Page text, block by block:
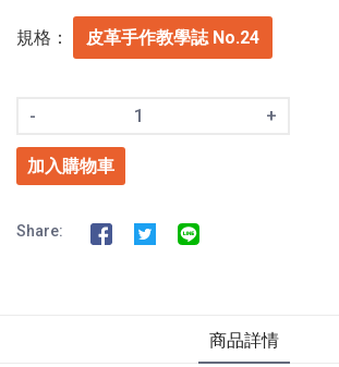
規格： 皮革手作教學誌 No.24
+
-
加入購物車
Share:
商品詳情